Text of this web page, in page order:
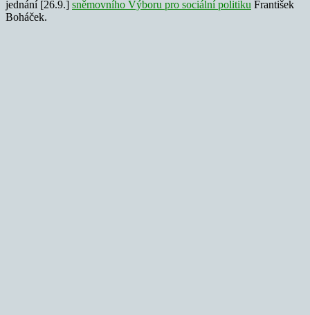
jednání [26.9.] sněmovního Výboru pro sociální politiku František
Boháček.